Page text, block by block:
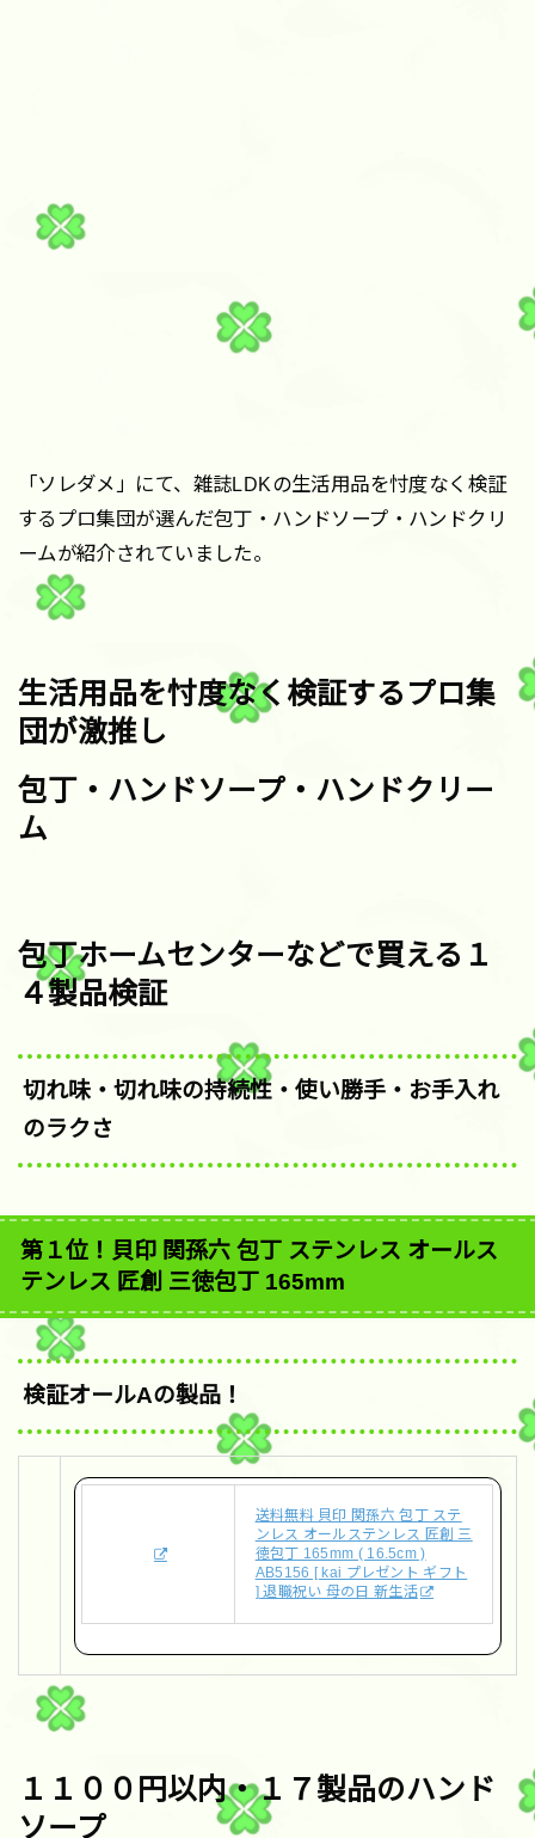
「ソレダメ」にて、雑誌LDKの生活用品を忖度なく検証
するプロ集団が選んだ包丁・ハンドソープ・ハンドクリ
ームが紹介されていました。
生活用品を忖度なく検証するプロ集
団が激推し
包丁・ハンドソープ・ハンドクリー
ム
包丁ホームセンターなどで買える１
４製品検証
切れ味・切れ味の持続性・使い勝手・お手入れ
のラクさ
第１位！貝印 関孫六 包丁 ステンレス オールス
テンレス 匠創 三徳包丁 165mm
検証オールAの製品！
送料無料 貝印 関孫六 包丁 ステ
ンレス オールステンレス 匠創 三
徳包丁 165mm ( 16.5cm )
AB5156 [ kai プレゼント ギフト
] 退職祝い 母の日 新生活
１１００円以内・１７製品のハンド
ソープ